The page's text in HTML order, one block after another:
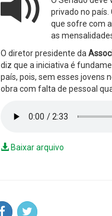
privado no país.
que sofre com
as
O diretor presidente da
diz que a iniciativa é
país, pois, sem esses jovens
obra com falta de pessoal
Baixar arquivo